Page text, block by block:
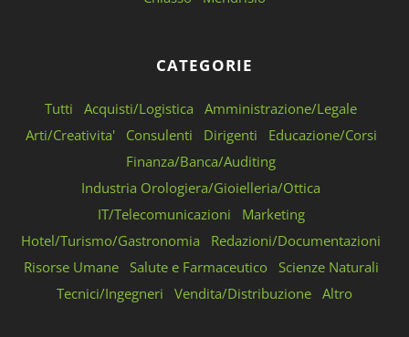
CATEGORIE
Tutti Acquisti/Logistica
Amministrazione/Legale
Arti/Creativita'
Consulenti Dirigenti
Educazione/Corsi
Finanza/Banca/Auditing
Industria Orologiera/Gioielleria/Ottica
IT/Telecomunicazioni
Marketing
Hotel/Turismo/Gastronomia
Redazioni/Documentazioni
Risorse Umane
Salute e Farmaceutico
Scienze Naturali
Tecnici/Ingegneri
Vendita/Distribuzione Altro